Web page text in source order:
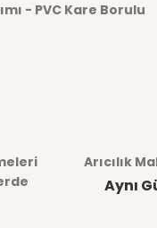
- PVC Kare Borulu
bulunuyor.
Arıcılık
Aynı